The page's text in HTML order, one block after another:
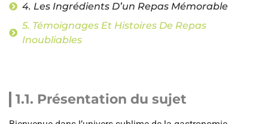
4. Les Ingrédients D’un Repas Mémorable
5. Témoignages Et Histoires De Repas
Inoubliables
1.1. Présentation du sujet